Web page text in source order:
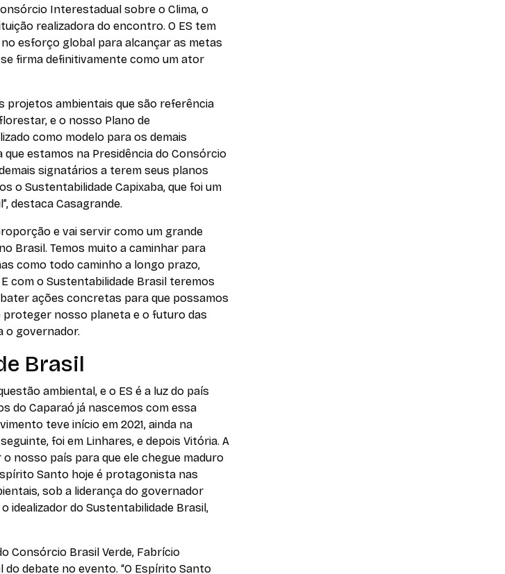
Interestadual sobre o Clima, o
realizadora do encontro. O ES tem
esforço global para alcançar as metas
firma definitivamente como um ator
projetos ambientais que são referência
e o nosso Plano de
como modelo para os demais
estamos na Presidência do Consórcio
signatários a terem seus planos
o Sustentabilidade Capixaba, que foi um
destaca Casagrande.
e vai servir como um grande
Brasil. Temos muito a caminhar para
como todo caminho a longo prazo,
com o Sustentabilidade Brasil teremos
ações concretas para que possamos
proteger nosso planeta e o futuro das
o governador.
Brasil
ambiental, e o ES é a luz do país
do Caparaó já nascemos com essa
teve início em 2021, ainda na
foi em Linhares, e depois Vitória. A
nosso país para que ele chegue maduro
Santo hoje é protagonista nas
sob a liderança do governador
idealizador do Sustentabilidade Brasil,
Consórcio Brasil Verde, Fabrício
debate no evento. “O Espírito Santo